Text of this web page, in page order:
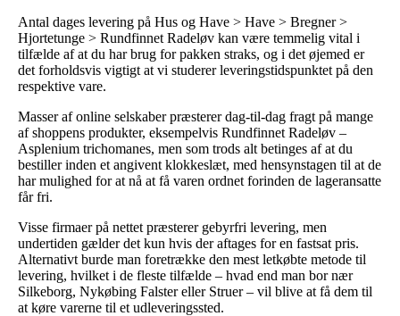
Antal dages levering på Hus og Have > Have > Bregner >
Hjortetunge > Rundfinnet Radeløv kan være temmelig vital i
tilfælde af at du har brug for pakken straks, og i det øjemed er
det forholdsvis vigtigt at vi studerer leveringstidspunktet på den
respektive vare.
Masser af online selskaber præsterer dag-til-dag fragt på mange
af shoppens produkter, eksempelvis Rundfinnet Radeløv –
Asplenium trichomanes, men som trods alt betinges af at du
bestiller inden et angivent klokkeslæt, med hensynstagen til at de
har mulighed for at nå at få varen ordnet forinden de lageransatte
får fri.
Visse firmaer på nettet præsterer gebyrfri levering, men
undertiden gælder det kun hvis der aftages for en fastsat pris.
Alternativt burde man foretrække den mest letkøbte metode til
levering, hvilket i de fleste tilfælde – hvad end man bor nær
Silkeborg, Nykøbing Falster eller Struer – vil blive at få dem til
at køre varerne til et udleveringssted.